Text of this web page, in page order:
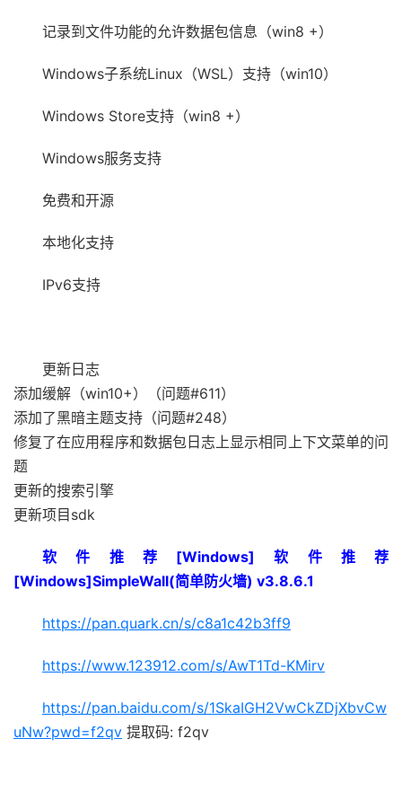
记录到文件功能的允许数据包信息（win8 +）
Windows子系统Linux（WSL）支持（win10）
Windows Store支持（win8 +）
Windows服务支持
免费和开源
本地化支持
IPv6支持
更新日志
添加缓解（win10+）（问题#611）
添加了黑暗主题支持（问题#248）
修复了在应用程序和数据包日志上显示相同上下文菜单的问
题
更新的搜索引擎
更新项目sdk
软件推荐[Windows]软件推荐
[Windows]SimpleWall(简单防火墙) v3.8.6.1
https://pan.quark.cn/s/c8a1c42b3ff9
https://www.123912.com/s/AwT1Td-KMirv
https://pan.baidu.com/s/1SkaIGH2VwCkZDjXbvCw
uNw?pwd=f2qv 提取码: f2qv